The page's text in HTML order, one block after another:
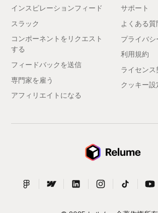
インスピレーションフィード
スラック
コンポーネントをリクエスト
する
フィードバックを送信
専門家を雇う
アフィリエイトになる
サポート
よくある質
プライバシ
利用規約
ライセンス
クッキー設